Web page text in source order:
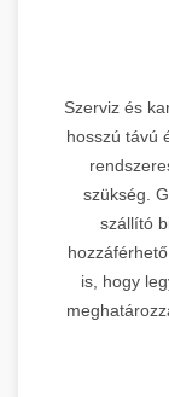
Szerviz és
hosszú távú
szükség.
szállító
is, hogy